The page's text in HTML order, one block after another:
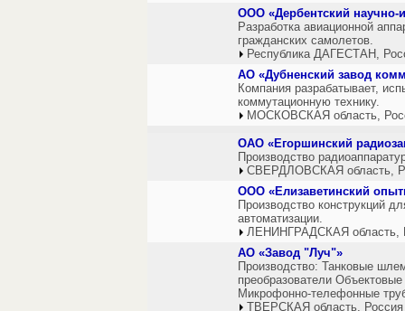
ООО «Дербентский научно-
Разработка авиационной
гражданских самолетов.
Республика ДАГЕСТАН,
АО «Дубненский завод
Компания разрабатывает,
коммутационную технику.
МОСКОВСКАЯ область,
ОАО «Егоршинский
Производство
СВЕРДЛОВСКАЯ область,
ООО «Елизаветинский
Производство конструкций
автоматизации.
ЛЕНИНГРАДСКАЯ область,
АО «Завод "Луч"»
Производство: Танковые
преобразователи
Микрофонно-телефонные
ТВЕРСКАЯ область, Россия